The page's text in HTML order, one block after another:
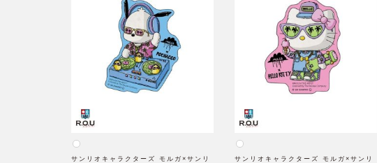
サンリオキャラクターズ モルガ×サンリ
サンリオキャラクターズ モルガ×サンリ